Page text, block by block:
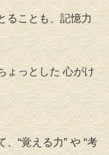
ることも、記憶力
ょっとした 心がけ
“覚える力” や “考